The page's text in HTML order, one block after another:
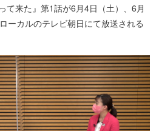
て来た』第1話が6月4日（土）、6月
ーカルのテレビ朝日にて放送される